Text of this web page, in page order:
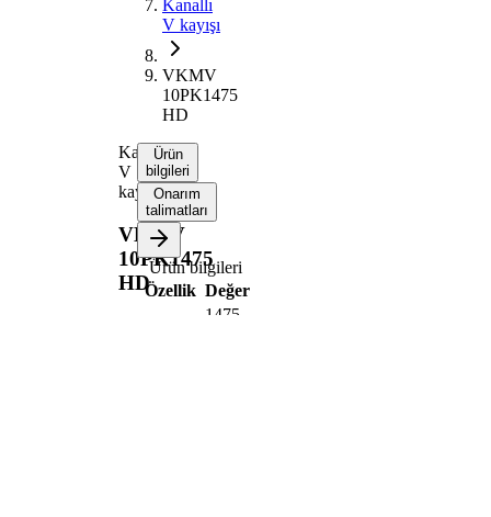
Kanallı
V kayışı
VKMV
10PK1475
HD
Kanallı
V
kayışı
VKMV
10PK1475
HD
Ürün
bilgileri
Onarım
talimatları
Ürün bilgileri
Özellik Değer
1475